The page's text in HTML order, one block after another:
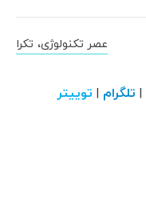
عصر تکنولوژی، تکرا
| تلگرام | توییتر